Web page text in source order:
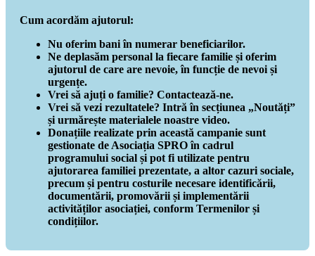
Cum acordăm ajutorul:
Nu oferim bani în numerar beneficiarilor.
Ne deplasăm personal la fiecare familie și oferim
ajutorul de care are nevoie, în funcție de nevoi și
urgențe.
Vrei să ajuți o familie? Contactează-ne.
Vrei să vezi rezultatele? Intră în secțiunea „Noutăți”
și urmărește materialele noastre video.
Donațiile realizate prin această campanie sunt
gestionate de Asociația SPRO în cadrul
programului social și pot fi utilizate pentru
ajutorarea familiei prezentate, a altor cazuri sociale,
precum și pentru costurile necesare identificării,
documentării, promovării și implementării
activităților asociației, conform Termenilor și
condițiilor.